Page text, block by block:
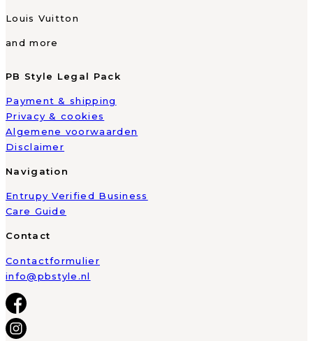
Louis Vuitton
and more
PB Style Legal Pack
Payment & shipping
Privacy & cookies
Algemene voorwaarden
Disclaimer
Navigation
Entrupy Verified Business
Care Guide
Contact
Contactformulier
info@pbstyle.nl